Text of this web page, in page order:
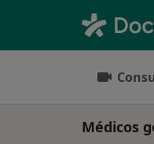
Médicos